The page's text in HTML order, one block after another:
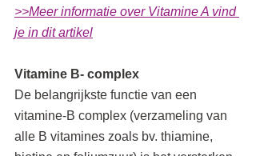
>>Meer informatie over Vitamine A vind
je in dit artikel
Vitamine B- complex
De belangrijkste functie van een
vitamine-B complex (verzameling van
alle B vitamines zoals bv. thiamine,